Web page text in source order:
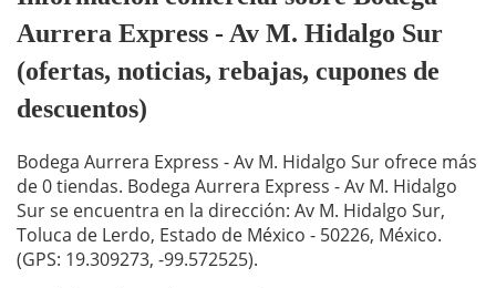
Aurrera Express - Av M. Hidalgo Sur
(ofertas, noticias, rebajas, cupones de
descuentos)
Bodega Aurrera Express - Av M. Hidalgo Sur ofrece más
de 0 tiendas. Bodega Aurrera Express - Av M. Hidalgo
Sur se encuentra en la dirección: Av M. Hidalgo Sur,
Toluca de Lerdo, Estado de México - 50226, México.
(GPS: 19.309273, -99.572525).